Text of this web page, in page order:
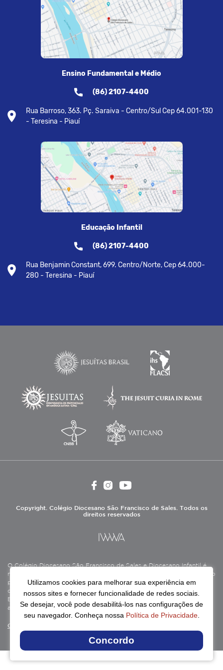
Ensino Fundamental e Médio
(86) 2107-4400
Rua Barroso, 363. Pç. Saraiva - Centro/Sul Cep 64.001-130
- Teresina - Piauí
Educação Infantil
(86) 2107-4400
Rua Benjamin Constant, 699. Centro/Norte, Cep 64.000-
280 - Teresina - Piauí
Copyright. Colégio Diocesano São Francisco de Sales. Todos os
direitos reservados
O Colégio Diocesano São Francisco de Sales e Diocesano Infantil é
mantido pela Associação Antônio Vieira (ASAV), instituição de direito
privado sem fins lucrativos, filantrópica, de natureza educativa,
cultural, assistencial e beneficente, certificada como Entidade
Beneficente de Assistência Social (CEBAS), nas áreas de educação e
assistência social.
Continue lendo
Utilizamos cookies para melhorar sua experiência em
nossos sites e fornecer funcionalidade de redes sociais.
Se desejar, você pode desabilitá-los nas configurações de
seu navegador. Conheça nossa Política de Privacidade.
Concordo